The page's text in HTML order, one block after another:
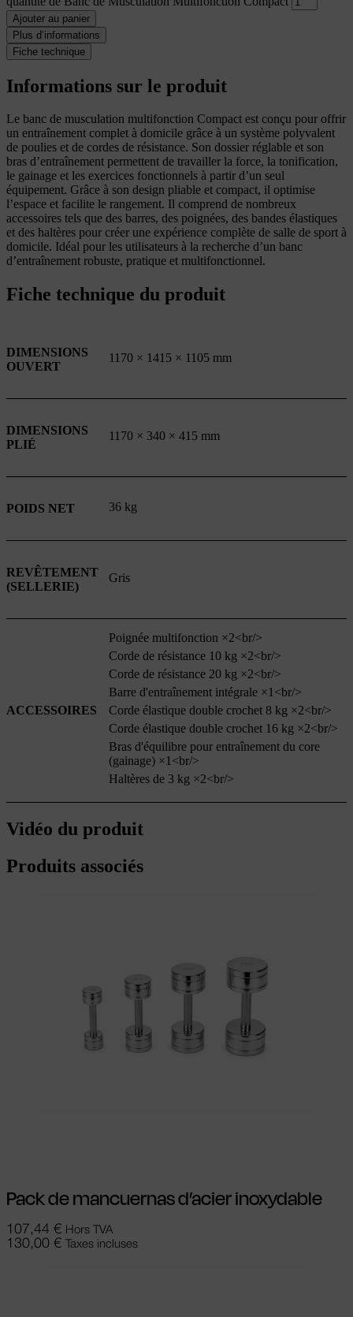
Ajouter au panier
Plus d’informations
Fiche technique
Informations sur le produit
Le banc de musculation multifonction Compact est conçu pour offrir
un entraînement complet à domicile grâce à un système polyvalent
de poulies et de cordes de résistance. Son dossier réglable et son
bras d’entraînement permettent de travailler la force, la tonification,
le gainage et les exercices fonctionnels à partir d’un seul
équipement. Grâce à son design pliable et compact, il optimise
l’espace et facilite le rangement. Il comprend de nombreux
accessoires tels que des barres, des poignées, des bandes élastiques
et des haltères pour créer une expérience complète de salle de sport à
domicile. Idéal pour les utilisateurs à la recherche d’un banc
d’entraînement robuste, pratique et multifonctionnel.
Fiche technique du produit
DIMENSIONS
OUVERT
1170 × 1415 × 1105 mm
DIMENSIONS
PLIÉ
1170 × 340 × 415 mm
POIDS NET 36 kg
REVÊTEMENT
(SELLERIE)
Gris
ACCESSOIRES
Poignée multifonction ×2<br/>
Corde de résistance 10 kg ×2<br/>
Corde de résistance 20 kg ×2<br/>
Barre d'entraînement intégrale ×1<br/>
Corde élastique double crochet 8 kg ×2<br/>
Corde élastique double crochet 16 kg ×2<br/>
Bras d'équilibre pour entraînement du core
(gainage) ×1<br/>
Haltères de 3 kg ×2<br/>
Vidéo du produit
Produits associés
Pack de mancuernas d’acier inoxydable
107,44 € Hors TVA
130,00 € Taxes incluses